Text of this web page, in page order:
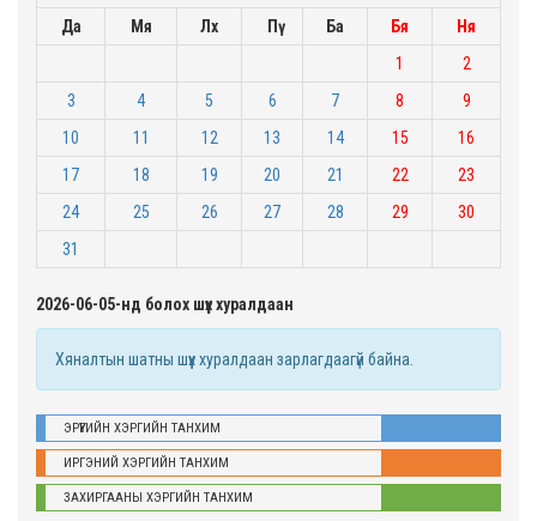
Да
Мя Лх Пү Ба Бя
Ня
1
2
3
4 5 6 7 8
9
10
11 12 13 14 15
16
17
18 19 20 21 22
23
24
25 26 27 28 29
30
31
2026-06-05-нд болох шүүх хуралдаан
Хяналтын шатны шүүх хуралдаан зарлагдаагүй байна.
ЭРҮҮГИЙН ХЭРГИЙН ТАНХИМ
ИРГЭНИЙ ХЭРГИЙН ТАНХИМ
ЗАХИРГААНЫ ХЭРГИЙН ТАНХИМ